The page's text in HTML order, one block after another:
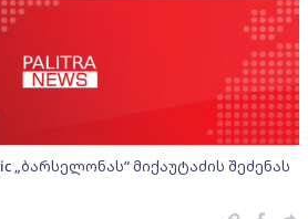
„ბარსელონას“ მიქაუტაძის შეძენას